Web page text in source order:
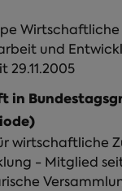
Wirtschaftliche
und
29.11.2005
in
wirtschaftliche
- Mitglied seit